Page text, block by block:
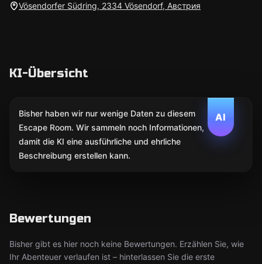
Vösendorfer Südring, 2334 Vösendorf, Австрия
KI-Übersicht
AI
Bisher haben wir nur wenige Daten zu diesem
Escape Room. Wir sammeln noch Informationen,
damit die KI eine ausführliche und ehrliche
Beschreibung erstellen kann.
Bewertungen
Bisher gibt es hier noch keine Bewertungen. Erzählen Sie, wie
Ihr Abenteuer verlaufen ist – hinterlassen Sie die erste